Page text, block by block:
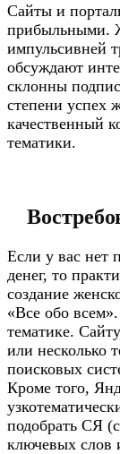
Сайты и
прибыльными.
импульсивней
обсуждают
склонны
степени успех
качественный
тематики.
Если у вас нет
денег, то
создание
«Все обо
тематике.
или несколько
поисковых
Кроме того,
подобрать СЯ
ключевых слов